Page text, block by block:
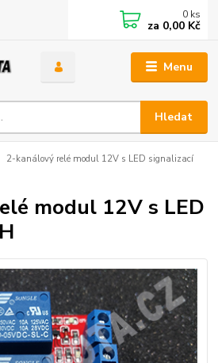
Menu
Hledat
0 ks
za 0,00 Kč
2-kanálový relé modul 12V s LED signalizací
modul 12V s LED